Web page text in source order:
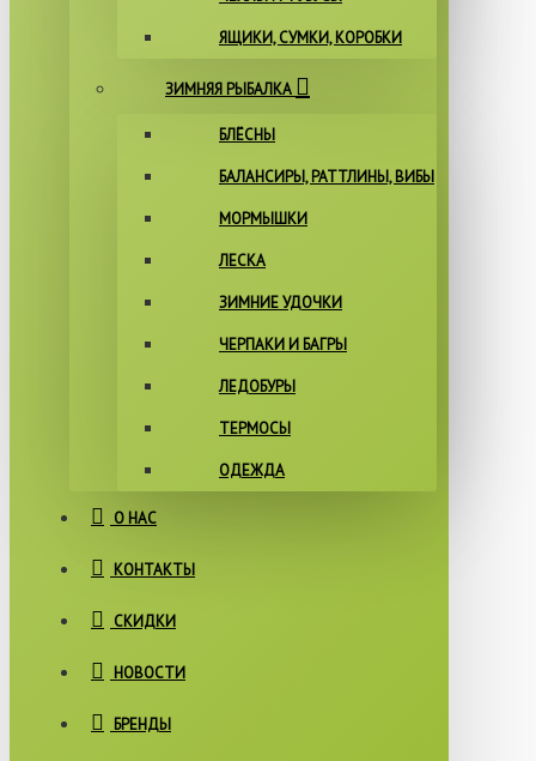
ЯЩИКИ, СУМКИ, КОРОБКИ
ЗИМНЯЯ РЫБАЛКА
БЛЁСНЫ
БАЛАНСИРЫ, РАТТЛИНЫ, ВИБЫ
МОРМЫШКИ
ЛЕСКА
ЗИМНИЕ УДОЧКИ
ЧЕРПАКИ И БАГРЫ
ЛЕДОБУРЫ
ТЕРМОСЫ
ОДЕЖДА
О НАС
КОНТАКТЫ
СКИДКИ
НОВОСТИ
БРЕНДЫ